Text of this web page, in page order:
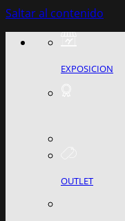
Saltar al contenido
EXPOSICION
OUTLET